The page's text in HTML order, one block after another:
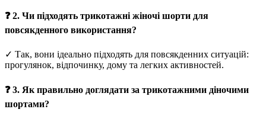
❓ 2. Чи підходять трикотажні жіночі шорти для
повсякденного використання?
✓ Так, вони ідеально підходять для повсякденних ситуацій:
прогулянок, відпочинку, дому та легких активностей.
❓ 3. Як правильно доглядати за трикотажними діночими
шортами?